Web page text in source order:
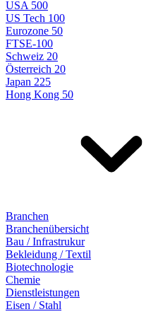
USA 500
US Tech 100
Eurozone 50
FTSE-100
Schweiz 20
Österreich 20
Japan 225
Hong Kong 50
Branchen
Branchenübersicht
Bau / Infrastrukur
Bekleidung / Textil
Biotechnologie
Chemie
Dienstleistungen
Eisen / Stahl